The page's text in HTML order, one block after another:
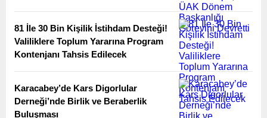
81 İle 30 Bin Kişilik İstihdam Desteği!
Valiliklere Toplum Yararına Program
Kontenjanı Tahsis Edilecek
Karacabey’de Kars Digorlular
Derneği’nde Birlik ve Beraberlik
Buluşması